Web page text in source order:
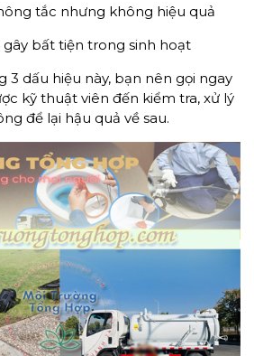
tắc nhưng không hiệu quả
gây bất tiện trong sinh hoạt
3 dấu hiệu này, bạn nên gọi ngay
kỹ thuật viên đến kiểm tra, xử lý
để lại hậu quả về sau.